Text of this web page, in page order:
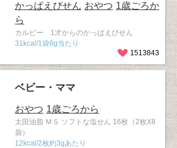
かっぱえびせん おやつ 1歳ごろか
ら
カルビー 1才からのかっぱえびせん
31kcal/1袋8g当たり
1513843
ベビー・ママ
おやつ 1歳ごろから
太田油脂 ＭＳ ソフトな塩せん 16枚（2枚X8
袋）
12kcal/2枚約3gあたり